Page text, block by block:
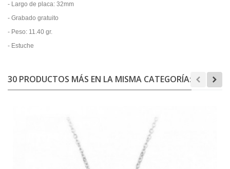
- Largo de placa: 32mm
- Grabado gratuito
- Peso: 11.40 gr.
- Estuche
30 PRODUCTOS MÁS EN LA MISMA CATEGORÍA: